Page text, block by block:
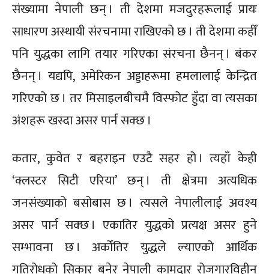
संख्यामा नेपाली छन् । ती देशमा मजदुरहरूलाई प्रायः
साधारण अस्थायी संरचनामा राखिएको छ । ती देशमा कहीँ
पनि युद्धका लागि तयार गरिएका संरचना छैनन् । बंकर
छैनन् । यद्यपि, अमेरिकन अड्डाहरूमा हमलालाई केन्द्रित
गरिएको छ । तर मिसाइलबीचमै विस्फोट हुँदा वा त्यसका
अंशहरू खस्दा असर पार्न सक्छ ।
कतार, कुवेत र बहराइन एउटै सहर हो । त्यहाँ केही
‘क्लस्टर सिटी एरिया’ छन् । ती क्षेत्रमा अत्यधिक
जनसंख्याको बसोबास छ । त्यसले नेपालीलाई अवश्य
असर पार्न सक्छ । एकातिर युद्धको प्रत्यक्ष असर हुने
सम्भावना छ । अर्कोतिर युद्धले ल्याएको आर्थिक
गतिरोधको सिकार बनेर नेपाली कामदार रोजगारविहीन